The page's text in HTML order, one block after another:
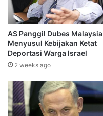
AS Panggil Dubes Malaysia
Menyusul Kebijakan Ketat
Deportasi Warga Israel
2 weeks ago